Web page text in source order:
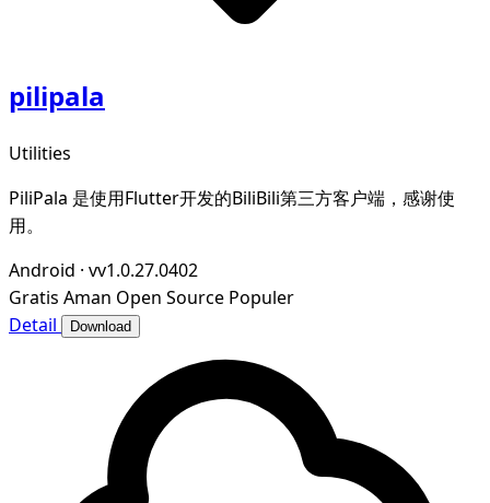
pilipala
Utilities
PiliPala 是使用Flutter开发的BiliBili第三方客户端，感谢使
用。
Android · vv1.0.27.0402
Gratis Aman Open Source Populer
Detail
Download